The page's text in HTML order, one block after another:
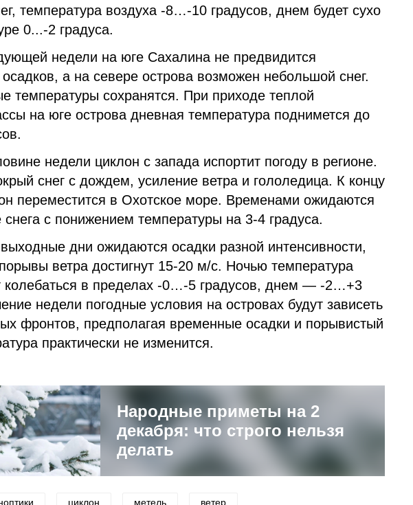
температура воздуха -8…-10 градусов, днем будет сухо
0...-2 градуса.
недели на юге Сахалина не предвидится
а на севере острова возможен небольшой снег.
температуры сохранятся. При приходе теплой
на юге острова дневная температура поднимется до
недели циклон с запада испортит погоду в регионе.
снег с дождем, усиление ветра и гололедица. К концу
переместится в Охотское море. Временами ожидаются
снега с понижением температуры на 3-4 градуса.
дни ожидаются осадки разной интенсивности,
ветра достигнут 15-20 м/с. Ночью температура
колебаться в пределах -0…-5 градусов, днем — -2…+3
недели погодные условия на островах будут зависеть
фронтов, предполагая временные осадки и порывистый
практически не изменится.
Народные приметы на 2
декабря: что строго нельзя
делать
циклон метель ветер